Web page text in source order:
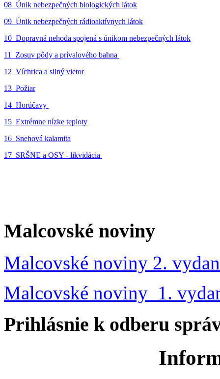
08_Únik nebezpečných biologických látok
09_Únik nebezpečných rádioaktívnych látok
10_Dopravná nehoda spojená s únikom nebezpečných látok
11_Zosuv pôdy a prívalového bahna
12_Víchrica a silný vietor
13_Požiar
14_Horúčavy
15_Extrémne nízke teploty
16_Snehová kalamita
17_SRŠNE a OSY - likvidácia
Malcovské noviny
Malcovské noviny 2.
Malcovské noviny 1.
Prihlásnie k odberu